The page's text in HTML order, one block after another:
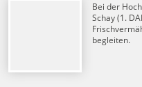
Bei der
Schay (1.
begleiten.